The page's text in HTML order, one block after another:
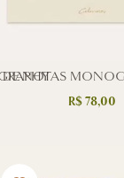
NOTAS
R$78,00